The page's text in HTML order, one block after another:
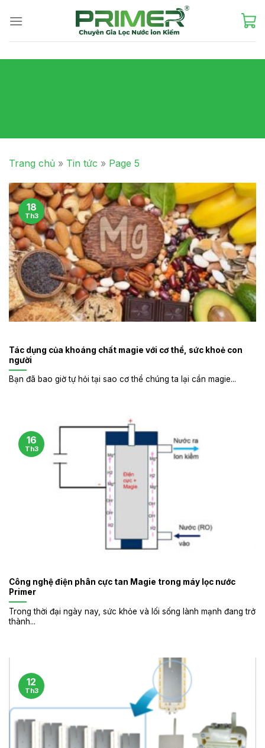
Trang chủ » Tin tức » Page 5
Tác dụng của khoáng chất magie với cơ thể, sức khoẻ con
người
Bạn đã bao giờ tự hỏi tại sao cơ thể chúng ta lại cần magie...
18
Th3
Công nghệ điện phân cực tan Magie trong máy lọc nước
Primer
Trong thời đại ngày nay, sức khỏe và lối sống lành mạnh đang trở
thành...
16
Th3
12
Th3